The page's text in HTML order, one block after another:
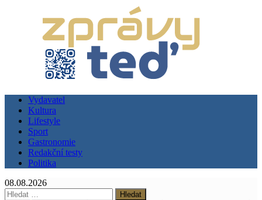
Vydavatel
Kultura
Lifestyle
Sport
Gastronomie
Redakční testy
Politika
08.08.2026
Vyhledávání